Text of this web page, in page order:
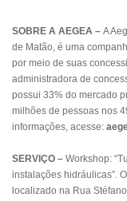
SOBRE A AEGEA – A
de Matão, é uma
por meio de suas
administradora de
possui 33% do mercado
milhões de pessoas nos
informações, acesse:
SERVIÇO – Workshop:
instalações hidráulicas”.
localizado na Rua